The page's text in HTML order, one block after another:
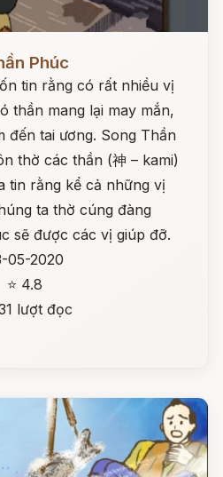
Phúc
tin rằng có rất nhiều vị
thần mang lại may mắn,
đến tai ương. Song Thần
thờ các thần (神 – kami)
tin rằng kể cả những vị
ta thờ cúng đàng
sẽ được các vị giúp đỡ.
05-2020
⭐ 4.8
lượt đọc